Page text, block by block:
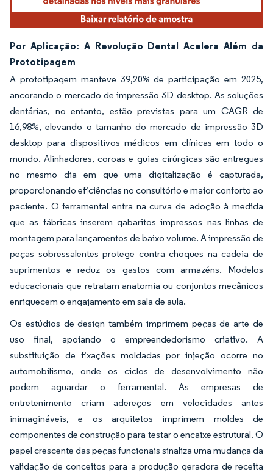
Por Aplicação: A Revolução Dental Acelera Além da
Prototipagem
A prototipagem manteve 39,20% de participação em 2025,
ancorando o mercado de impressão 3D desktop. As soluções
dentárias, no entanto, estão previstas para um CAGR de
16,98%, elevando o tamanho do mercado de impressão 3D
desktop para dispositivos médicos em clínicas em todo o
mundo. Alinhadores, coroas e guias cirúrgicas são entregues
no mesmo dia em que uma digitalização é capturada,
proporcionando eficiências no consultório e maior conforto ao
paciente. O ferramental entra na curva de adoção à medida
que as fábricas inserem gabaritos impressos nas linhas de
montagem para lançamentos de baixo volume. A impressão de
peças sobressalentes protege contra choques na cadeia de
suprimentos e reduz os gastos com armazéns. Modelos
educacionais que retratam anatomia ou conjuntos mecânicos
enriquecem o engajamento em sala de aula.
Os estúdios de design também imprimem peças de arte de
uso final, apoiando o empreendedorismo criativo. A
substituição de fixações moldadas por injeção ocorre no
automobilismo, onde os ciclos de desenvolvimento não
podem aguardar o ferramental. As empresas de
entretenimento criam adereços em velocidades antes
inimagináveis, e os arquitetos imprimem moldes de
componentes de construção para testar o encaixe estrutural. O
papel crescente das peças funcionais sinaliza uma mudança da
validação de conceitos para a produção geradora de receita